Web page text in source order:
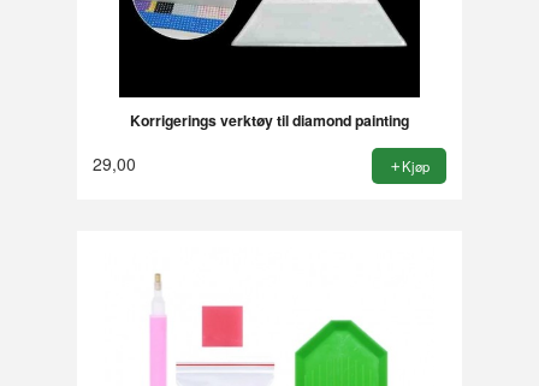
Korrigerings verktøy til diamond painting
29,00 Kjøp